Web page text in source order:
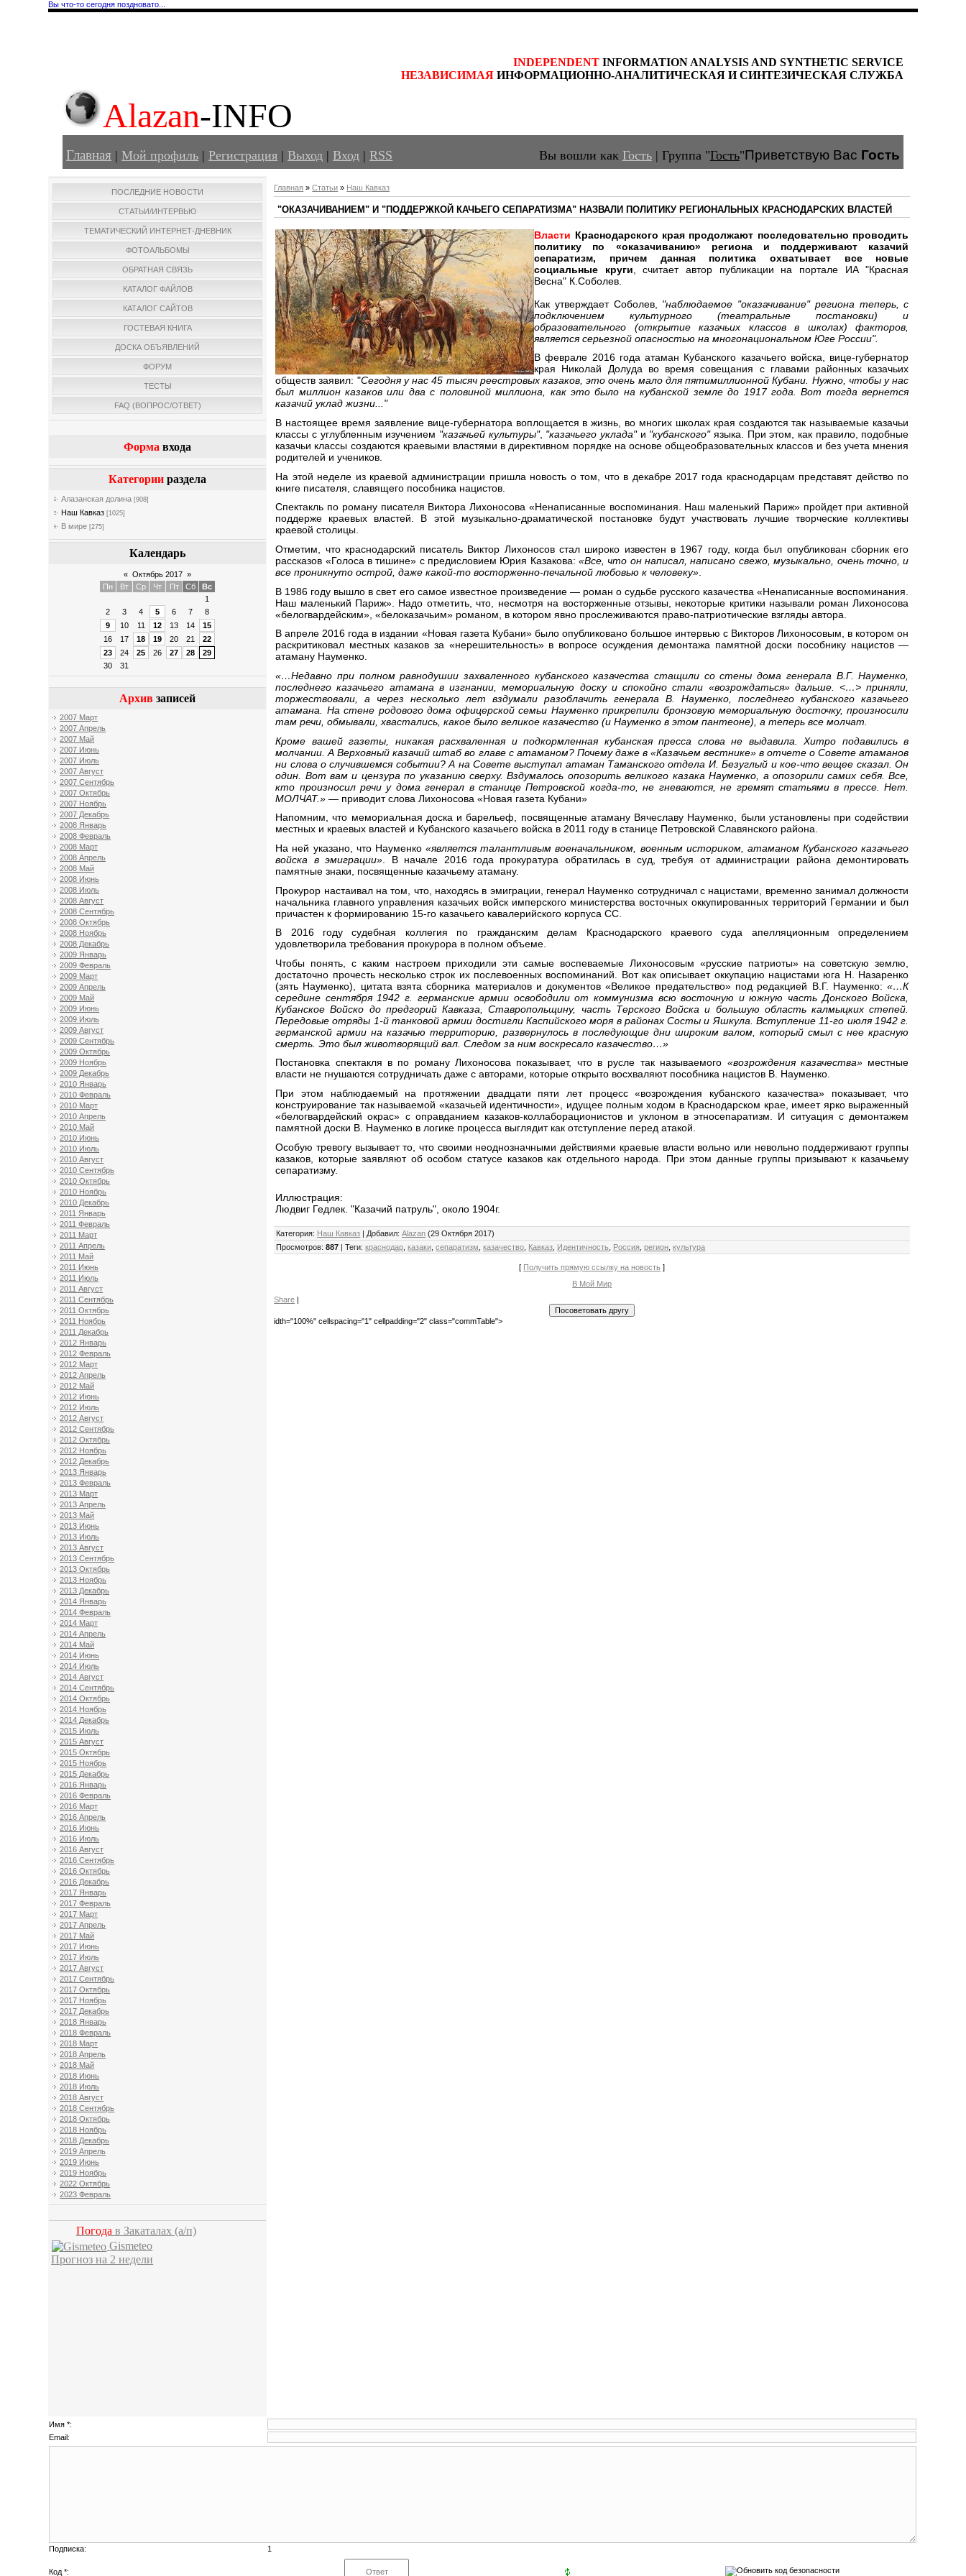
Вы что-то сегодня поздновато...
INDEPENDENT INFORMATION ANALYSIS AND SYNTHETIC SERVICE
НЕЗАВИСИМАЯ ИНФОРМАЦИОННО-АНАЛИТИЧЕСКАЯ И СИНТЕЗИЧЕСКАЯ СЛУЖБА
Alazan-INFO
Главная |Мой профиль |Регистрация |Выход |Вход |RSS Вы вошли как Гость| Группа"Гость"Приветствую Вас Гость
ПОСЛЕДНИЕ НОВОСТИ
СТАТЬИ/ИНТЕРВЬЮ
ТЕМАТИЧЕСКИЙ ИНТЕРНЕТ-ДНЕВНИК
ФОТОАЛЬБОМЫ
ОБРАТНАЯ СВЯЗЬ
КАТАЛОГ ФАЙЛОВ
КАТАЛОГ САЙТОВ
ГОСТЕВАЯ КНИГА
ДОСКА ОБЪЯВЛЕНИЙ
ФОРУМ
ТЕСТЫ
FAQ (ВОПРОС/ОТВЕТ)
Форма входа
Категории раздела
Алазанская долина [908]
Наш Кавказ [1025]
В мире [275]
Календарь
« Октябрь 2017 »
Пн
Вт Ср Чт Пт Сб
Вс
1
2
3 4 5 6 7
8
9
10 11 12 13 14
15
16
17 18 19 20 21
22
23
24 25 26 27 28
29
30
31
Архив записей
2007 Март
2007 Апрель
2007 Май
2007 Июнь
2007 Июль
2007 Август
2007 Сентябрь
2007 Октябрь
2007 Ноябрь
2007 Декабрь
2008 Январь
2008 Февраль
2008 Март
2008 Апрель
2008 Май
2008 Июнь
2008 Июль
2008 Август
2008 Сентябрь
2008 Октябрь
2008 Ноябрь
2008 Декабрь
2009 Январь
2009 Февраль
2009 Март
2009 Апрель
2009 Май
2009 Июнь
2009 Июль
2009 Август
2009 Сентябрь
2009 Октябрь
2009 Ноябрь
2009 Декабрь
2010 Январь
2010 Февраль
2010 Март
2010 Апрель
2010 Май
2010 Июнь
2010 Июль
2010 Август
2010 Сентябрь
2010 Октябрь
2010 Ноябрь
2010 Декабрь
2011 Январь
2011 Февраль
2011 Март
2011 Апрель
2011 Май
2011 Июнь
2011 Июль
2011 Август
2011 Сентябрь
2011 Октябрь
2011 Ноябрь
2011 Декабрь
2012 Январь
2012 Февраль
2012 Март
2012 Апрель
2012 Май
2012 Июнь
2012 Июль
2012 Август
2012 Сентябрь
2012 Октябрь
2012 Ноябрь
2012 Декабрь
2013 Январь
2013 Февраль
2013 Март
2013 Апрель
2013 Май
2013 Июнь
2013 Июль
2013 Август
2013 Сентябрь
2013 Октябрь
2013 Ноябрь
2013 Декабрь
2014 Январь
2014 Февраль
2014 Март
2014 Апрель
2014 Май
2014 Июнь
2014 Июль
2014 Август
2014 Сентябрь
2014 Октябрь
2014 Ноябрь
2014 Декабрь
2015 Июль
2015 Август
2015 Октябрь
2015 Ноябрь
2015 Декабрь
2016 Январь
2016 Февраль
2016 Март
2016 Апрель
2016 Июнь
2016 Июль
2016 Август
2016 Сентябрь
2016 Октябрь
2016 Декабрь
2017 Январь
2017 Февраль
2017 Март
2017 Апрель
2017 Май
2017 Июнь
2017 Июль
2017 Август
2017 Сентябрь
2017 Октябрь
2017 Ноябрь
2017 Декабрь
2018 Январь
2018 Февраль
2018 Март
2018 Апрель
2018 Май
2018 Июнь
2018 Июль
2018 Август
2018 Сентябрь
2018 Октябрь
2018 Ноябрь
2018 Декабрь
2019 Апрель
2019 Июнь
2019 Ноябрь
2022 Октябрь
2023 Февраль
Погода в Закаталах (а/п)
Gismeteo
Прогноз на 2 недели
Главная »Статьи » Наш Кавказ
"ОКАЗАЧИВАНИЕМ" И "ПОДДЕРЖКОЙ КАЧЬЕГО СЕПАРАТИЗМА" НАЗВАЛИ ПОЛИТИКУ РЕГИОНАЛЬНЫХ КРАСНОДАРСКИХ ВЛАСТЕЙ
Власти Краснодарского края продолжают последовательно проводить
политику по «оказачиванию» региона и поддерживают казачий
сепаратизм, причем данная политика охватывает все новые
социальные круги , считает автор публикации на портале ИА "Красная
Весна" К.Соболев.
Как утверждает Соболев, "наблюдаемое "оказачивание" региона теперь, с
подключением культурного (театральные постановки) и
образовательного (открытие казачьих классов в школах) факторов,
является серьезной опасностью на многонациональном Юге России".
В феврале 2016 года атаман Кубанского казачьего войска, вице-губернатор
края Николай Долуда во время совещания с главами районных казачьих
обществ заявил: "Сегодня у нас 45 тысяч реестровых казаков, это очень мало для пятимиллионной Кубани. Нужно, чтобы у нас
был миллион казаков или два с половиной миллиона, как это было на кубанской земле до 1917 года. Вот тогда вернется
казачий уклад жизни..."
В настоящее время заявление вице-губернатора воплощается в жизнь, во многих школах края создаются так называемые казачьи
классы с углубленным изучением "казачьей культуры", "казачьего уклада"и "кубанского"языка. При этом, как правило, подобные
казачьи классы создаются краевыми властями в директивном порядке на основе общеобразовательных классов и без учета мнения
родителей и учеников.
На этой неделе из краевой администрации пришла новость о том, что в декабре 2017 года краснодарцам представят действо по
книге писателя, славящего пособника нацистов.
Спектакль по роману писателя Виктора Лихоносова «Ненаписанные воспоминания. Наш маленький Париж» пройдет при активной
поддерже краевых властей. В этой музыкально-драматической постановке будут участвовать лучшие творческие коллективы
краевой столицы.
Отметим, что краснодарский писатель Виктор Лихоносов стал широко известен в 1967 году, когда был опубликован сборник его
рассказов «Голоса в тишине» с предисловием Юрия Казакова:«Все, что он написал, написано свежо, музыкально, очень точно, и
все проникнуто острой, даже какой-то восторженно-печальной любовью к человеку»
В 1986 году вышло в свет его самое известное произведение — роман о судьбе русского казачества «Ненаписанные воспоминания.
Наш маленький Париж». Надо отметить, что, несмотря на восторженные отзывы, некоторые критики называли роман Лихоносова
«белогвардейским», «белоказачьим» романом, в котором явно прослеживаются право-патриотические взгляды автора.
В апреле 2016 года в издании «Новая газета Кубани» было опубликовано большое интервью с Викторов Лихоносовым, в котором он
раскритиковал местных казаков за «нерешительность» в вопросе осуждения демонтажа памятной доски пособнику нацистов —
атаману Науменко.
«…Недавно при полном равнодушии захваленного кубанского казачества стащили со стены дома генерала В.Г. Науменко,
последнего казачьего атамана в изгнании, мемориальную доску и спокойно стали «возрождаться» дальше. <…> приняли,
торжествовали, а через несколько лет вздумали разоблачить генерала В. Науменко, последнего кубанского казачьего
атамана. На стене родового дома офицерской семьи Науменко прикрепили бронзовую мемориальную досточку, произносили
там речи, обмывали, хвастались, какое было великое казачество (и Науменко в этом пантеоне), а теперь все молчат.
Кроме вашей газеты, никакая расхваленная и подкормленная кубанская пресса слова не выдавила. Хитро подавились в
молчании. А Верховный казачий штаб во главе с атаманом? Почему даже в «Казачьем вестнике» в отчете о Совете атаманов
ни слова о случившемся событии? А на Совете выступал атаман Таманского отдела И. Безуглый и кое-что вещее сказал. Он
один. Вот вам и цензура по указанию сверху. Вздумалось опозорить великого казака Науменко, а опозорили самих себя. Все,
кто произносил речи у дома генерал в станице Петровской когда-то, не гневаются, не гремят статьями в прессе. Нет.
МОЛЧАТ.»— приводит слова Лихоносова «Новая газета Кубани»
Напомним, что мемориальная доска и барельеф, посвященные атаману Вячеславу Науменко, были установлены при содействии
местных и краевых властей и Кубанского казачьего войска в 2011 году в станице Петровской Славянского района.
На ней указано, что Науменко«является талантливым военачальником, военным историком, атаманом Кубанского казачьего
войска в эмиграции» . В начале 2016 года прокуратура обратилась в суд, требуя от администрации района демонтировать
памятные знаки, посвященные казачьему атаману.
Прокурор настаивал на том, что, находясь в эмиграции, генерал Науменко сотрудничал с нацистами, временно занимал должности
начальника главного управления казачьих войск имперского министерства восточных оккупированных территорий Германии и был
причастен к формированию 15-го казачьего кавалерийского корпуса СС.
В 2016 году судебная коллегия по гражданским делам Краснодарского краевого суда апелляционным определением
удовлетворила требования прокурора в полном объеме.
Чтобы понять, с каким настроем приходили эти самые воспеваемые Лихоносовым «русские патриоты» на советскую землю,
достаточно прочесть несколько строк их послевоенных воспоминаний. Вот как описывает оккупацию нацистами юга Н. Назаренко
(зять Науменко), цитата взята сборника материалов и документов «Великое предательство» под редакцией В.Г. Науменко:«…К
середине сентября 1942 г. германские армии освободили от коммунизма всю восточную и южную часть Донского Войска,
Кубанское Войско до предгорий Кавказа, Ставропольщину, часть Терского Войска и большую область калмыцких степей.
Передовые отряды 1-й танковой армии достигли Каспийского моря в районах Состы и Яшкула. Вступление 11-го июля 1942 г.
германской армии на казачью территорию, развернулось в последующие дни широким валом, который смыл с нее красную
смерть. Это был животворящий вал. Следом за ним воскресало казачество…»
Постановка спектакля в по роману Лихоносова показывает, что в русле так называемого «возрождения казачества» местные
власти не гнушаются сотрудничать даже с авторами, которые открыто восхваляют пособника нацистов В. Науменко.
При этом наблюдаемый на протяжении двадцати пяти лет процесс «возрождения кубанского казачества» показывает, что
конструирование так называемой «казачьей идентичности», идущее полным ходом в Краснодарском крае, имеет ярко выраженный
«белогвардейский окрас» с оправданием казаков-коллаборационистов и уклоном в этносепаратизм. И ситуация с демонтажем
памятной доски В. Науменко в логике процесса выглядит как отступление перед атакой.
Особую тревогу вызывает то, что своими неоднозначными действиями краевые власти вольно или невольно поддерживают группы
казаков, которые заявляют об особом статусе казаков как отдельного народа. При этом данные группы призывают к казачьему
сепаратизму.
Иллюстрация:
Людвиг Гедлек. "Казачий патруль", около 1904г.
Категория: Наш Кавказ | Добавил:Alazan (29 Октября 2017)
Просмотров:887 |Теги:краснодар ,казаки ,сепаратизм ,казачество Кавказ Идентичность Россия ,регион ,культура
[ Получить прямую ссылку на новость ]
В Мой Мир
Share
idth="100%" cellspacing="1" cellpadding="2" class="commTable">
Имя *:
Email:
Подписка: 1
Код *: